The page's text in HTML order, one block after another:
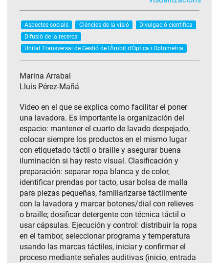
Aspectes socials Ciències de la visió
Divulgació científica
Difusió de la recerca
Unitat Transversal de Gestió de l'Àmbit d'Òptica i Optometria
Marina Arrabal
Lluís Pérez-Mañá
Video en el que se explica como facilitar el poner
una lavadora. Es importante la organización del
espacio: mantener el cuarto de lavado despejado,
colocar siempre los productos en el mismo lugar
con etiquetado táctil o braille y asegurar buena
iluminación si hay resto visual. Clasificación y
preparación: separar ropa blanca y de color,
identificar prendas por tacto, usar bolsa de malla
para piezas pequeñas, familiarizarse táctilmente
con la lavadora y marcar botones/dial con relieves
o braille; dosificar detergente con técnica táctil o
usar cápsulas. Ejecución y control: distribuir la ropa
en el tambor, seleccionar programa y temperatura
usando las marcas táctiles, iniciar y confirmar el
proceso mediante señales auditivas (inicio, entrada